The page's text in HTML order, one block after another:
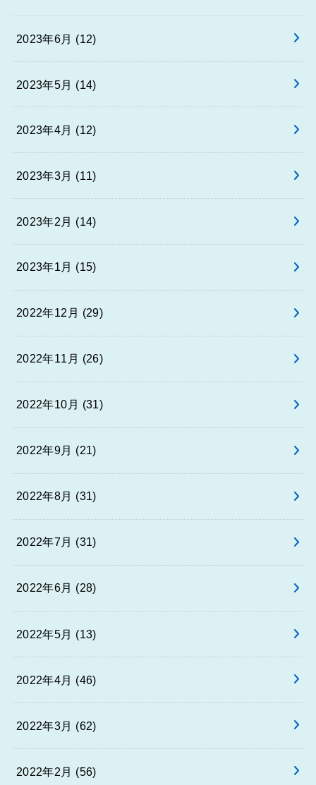
2023年6月 (12)
2023年5月 (14)
2023年4月 (12)
2023年3月 (11)
2023年2月 (14)
2023年1月 (15)
2022年12月 (29)
2022年11月 (26)
2022年10月 (31)
2022年9月 (21)
2022年8月 (31)
2022年7月 (31)
2022年6月 (28)
2022年5月 (13)
2022年4月 (46)
2022年3月 (62)
2022年2月 (56)